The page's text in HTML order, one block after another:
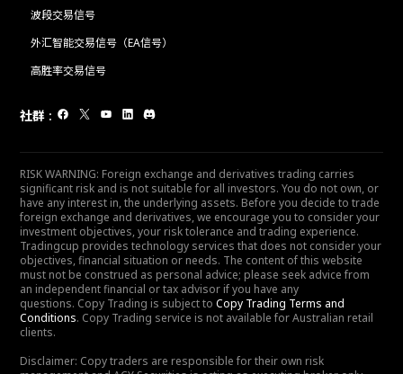
波段交易信号
外汇智能交易信号（EA信号）
高胜率交易信号
社群 :
RISK WARNING: Foreign exchange and derivatives trading carries
significant risk and is not suitable for all investors. You do not own, or
have any interest in, the underlying assets. Before you decide to trade
foreign exchange and derivatives, we encourage you to consider your
investment objectives, your risk tolerance and trading experience.
Tradingcup provides technology services that does not consider your
objectives, financial situation or needs. The content of this website
must not be construed as personal advice; please seek advice from
an independent financial or tax advisor if you have any
questions. Copy Trading is subject to Copy Trading Terms and
Conditions. Copy Trading service is not available for Australian retail
clients.
Disclaimer: Copy traders are responsible for their own risk